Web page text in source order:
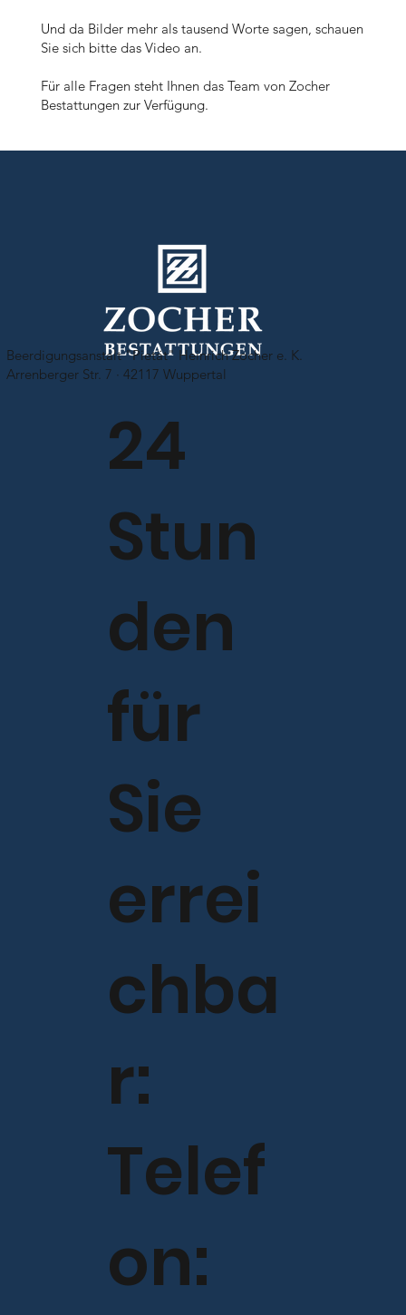
Und da Bilder mehr als tausend Worte sagen, schauen
Sie sich bitte das Video an.
Für alle Fragen steht Ihnen das Team von Zocher
Bestattungen zur Verfügung.
Beerdigungsanstalt "Pietät" Heinrich Zocher e. K.
Arrenberger Str. 7 · 42117 Wuppertal
24
Stun
den
für
Sie
errei
chba
r:
Telef
on: